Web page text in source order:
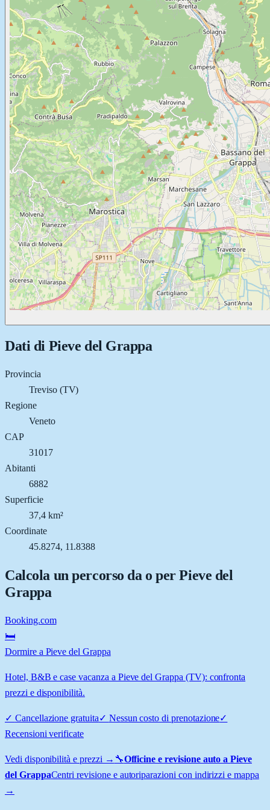
Dati di Pieve del Grappa
Provincia
Treviso (TV)
Regione
Veneto
CAP
31017
Abitanti
6882
Superficie
37,4 km²
Coordinate
45.8274, 11.8388
Calcola un percorso da o perPieve del
Grappa
Booking.com
🛏️
Dormire a Pieve del Grappa
Hotel, B&B e case vacanza a Pieve del Grappa (TV): confronta
prezzi e disponibilità.
✓ Cancellazione gratuita✓ Nessun costo di prenotazione✓
Recensioni verificate
Vedi disponibilità e prezzi → 🔧Officine e revisione auto aPieve
del GrappaCentri revisione e autoriparazioni con indirizzi e mappa
→